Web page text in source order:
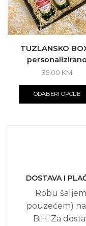
TUZLANSKO
personalizirano
35.00 KM
ODABERI OPCIJE
DOSTAVA I
Robu
pouzećem)
BiH. Za